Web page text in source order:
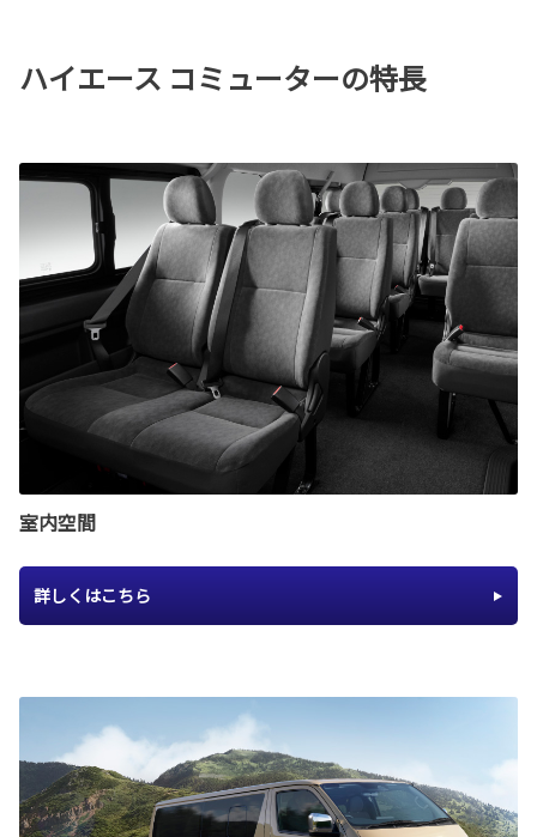
ハイエース コミューターの特長
室内空間
詳しくはこちら